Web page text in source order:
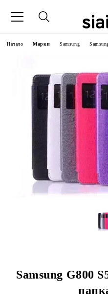
Начало Марки Samsung
Samsung G800